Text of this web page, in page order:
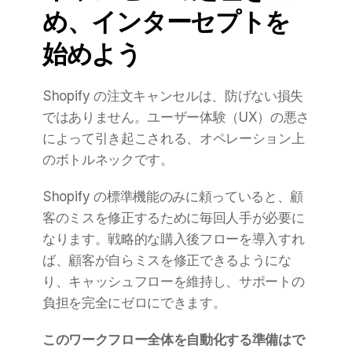
め、インターセプトを
始めよう
Shopify の注文キャンセルは、防げない損失
ではありません。ユーザー体験（UX）の悪さ
によって引き起こされる、オペレーション上
のボトルネックです。
Shopify の標準機能のみに頼っていると、顧
客のミスを修正するために毎回人手が必要に
なります。戦略的な購入後フローを導入すれ
ば、顧客が自らミスを修正できるようにな
り、キャッシュフローを維持し、サポートの
負担を完全にゼロにできます。
このワークフロー全体を自動化する準備はで